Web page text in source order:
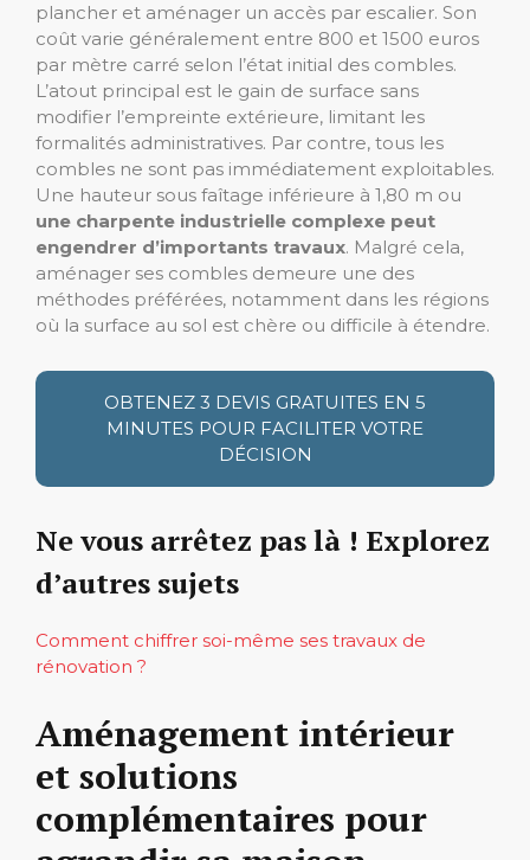
plancher et aménager un accès par escalier. Son
coût varie généralement entre 800 et 1500 euros
par mètre carré selon l’état initial des combles.
L’atout principal est le gain de surface sans
modifier l’empreinte extérieure, limitant les
formalités administratives. Par contre, tous les
combles ne sont pas immédiatement exploitables.
Une hauteur sous faîtage inférieure à 1,80 m ou
une charpente industrielle complexe peut
engendrer d’importants travaux. Malgré cela,
aménager ses combles demeure une des
méthodes préférées, notamment dans les régions
où la surface au sol est chère ou difficile à étendre.
OBTENEZ 3 DEVIS GRATUITES EN 5
MINUTES POUR FACILITER VOTRE
DÉCISION
Ne vous arrêtez pas là ! Explorez
d’autres sujets
Comment chiffrer soi-même ses travaux de
rénovation ?
Aménagement intérieur
et solutions
complémentaires pour